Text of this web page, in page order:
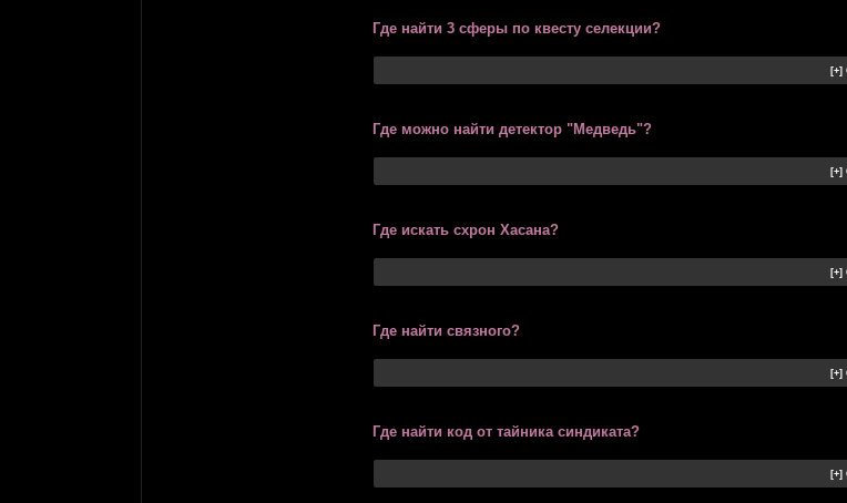
Где найти 3 сферы по квесту селекции?
Где можно найти детектор "Медведь"?
Где искать схрон Хасана?
Где найти связного?
Где найти код от тайника синдиката?